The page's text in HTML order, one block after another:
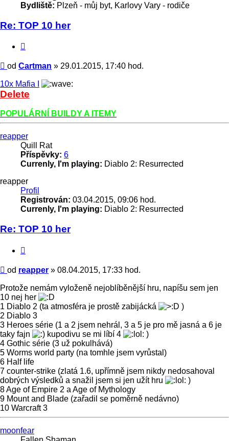
Bydliště: Plzeň - můj byt, Karlovy Vary - rodiče
Re: TOP 10 her
Příspěvek
od Cartman » 29.01.2015, 17:40 hod.
10x Mafia I
Delete
POPULÁRNÍ BUILDY A ITEMY
Nahoru
reapper
Quill Rat
Příspěvky: 6
Currenly, I'm playing: Diablo 2: Resurrected
reapper
Profil
Registrován: 03.04.2015, 09:06 hod.
Currenly, I'm playing: Diablo 2: Resurrected
Re: TOP 10 her
Příspěvek
od reapper » 08.04.2015, 17:33 hod.
Protože nemám vyloženě nejoblíběnější hru, napíšu sem jen
10 nej her
1 Diablo 2 (ta atmosféra je prostě zabijácká
)
2 Diablo 3
3 Heroes série (1 a 2 jsem nehrál, 3 a 5 je pro mě jasná a 6 je
taky fajn
kupodivu se mi líbí 4
)
4 Gothic série (3 už pokulhává)
5 Worms world party (na tomhle jsem vyrůstal)
6 Half life
7 counter-strike (zlatá 1.6, upřímně jsem nikdy nedosahoval
dobrých výsledků a snažil jsem si jen užít hru
)
8 Age of Empire 2 a Age of Mythology
9 Mount and Blade (zařadil se poměrně nedávno)
10 Warcraft 3
Nahoru
moonfear